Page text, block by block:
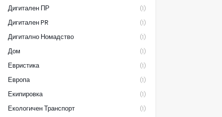
Дигитален ПР (1)
Дигитален PR (1)
Дигитално Номадство (1)
Дом (1)
Евристика (1)
Европа (1)
Екипировка (1)
Екологичен Транспорт (1)